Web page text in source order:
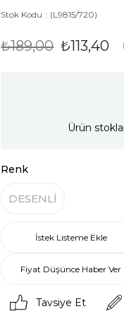
Stok Kodu
(L9815/720)
₺189,00 ₺113,40
Ürün
Renk
DESENLİ
İstek Listeme Ekle
Fiyat Düşünce Haber Ver
Tavsiye Et